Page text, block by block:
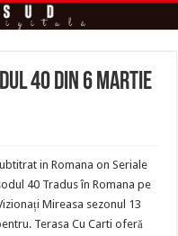
40 din 6 Martie
in Romana on Seriale
40 Tradus în Romana pe
Mireasa sezonul 13
Terasa Cu Carti oferă